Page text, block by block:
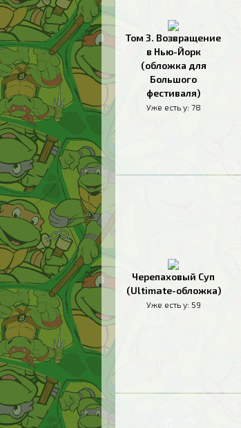
Том 3. Возвращение
в Нью-Йорк
(обложка для
Большого
фестиваля)
Уже есть у: 78
Черепаховый Суп
(Ultimate-обложка)
Уже есть у: 59